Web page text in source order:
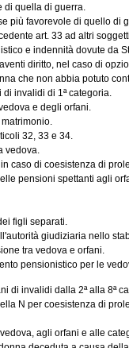
di quella di guerra.
più favorevole di quello di
art. 33 ad altri
e indennità dovute da
diritto, nel caso di
che non abbia potuto
invalidi di 1ª categoria.
e degli orfani.
32, 33 e 34.
vedova.
caso di coesistenza di
pensioni spettanti agli
figli separati.
giudiziaria nello
tra vedova e orfani.
pensionistico per le
di invalidi dalla 2ª alla 8ª
N per coesistenza di
agli orfani e alle